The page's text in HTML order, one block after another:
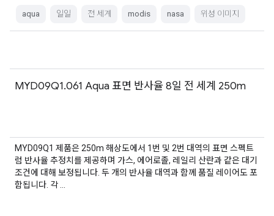
aqua 일일 전 세계 modis nasa 위성 이미지
MYD09Q1.061 Aqua 표면 반사율 8일 전 세계 250m
MYD09Q1 제품은 250m 해상도에서 1번 및 2번 대역의 표면 스펙트
럼 반사율 추정치를 제공하며 가스, 에어로졸, 레일리 산란과 같은 대기
조건에 대해 보정됩니다. 두 개의 반사율 대역과 함께 품질 레이어도 포
함됩니다. 각 …